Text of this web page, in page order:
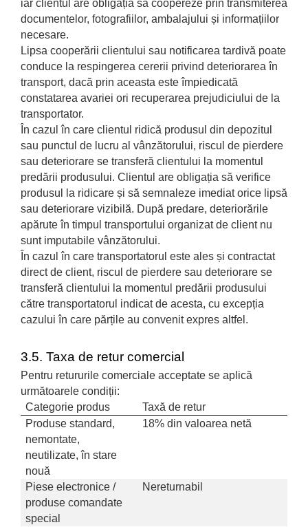
iar clientul are obligația să coopereze prin transmiterea
documentelor, fotografiilor, ambalajului și informațiilor
necesare.
Lipsa cooperării clientului sau notificarea tardivă poate
conduce la respingerea cererii privind deteriorarea în
transport, dacă prin aceasta este împiedicată
constatarea avariei ori recuperarea prejudiciului de la
transportator.
În cazul în care clientul ridică produsul din depozitul
sau punctul de lucru al vânzătorului, riscul de pierdere
sau deteriorare se transferă clientului la momentul
predării produsului. Clientul are obligația să verifice
produsul la ridicare și să semnaleze imediat orice lipsă
sau deteriorare vizibilă. După predare, deteriorările
apărute în timpul transportului organizat de client nu
sunt imputabile vânzătorului.
În cazul în care transportatorul este ales și contractat
direct de client, riscul de pierdere sau deteriorare se
transferă clientului la momentul predării produsului
către transportatorul indicat de acesta, cu excepția
cazului în care părțile au convenit expres altfel.
3.5. Taxa de retur comercial
Pentru retururile comerciale acceptate se aplică
următoarele condiții:
Categorie produs
Taxă de retur
Produse standard,
nemontate,
neutilizate, în stare
nouă
18% din valoarea netă
Piese electronice /
produse comandate
special
Nereturnabil